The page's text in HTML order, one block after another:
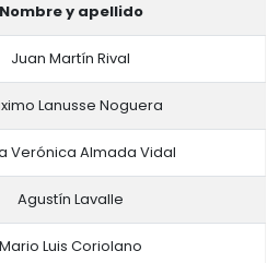
Nombre y apellido
Juan Martín Rival
Lanusse Noguera
Verónica Almada Vidal
Agustín Lavalle
Mario Luis Coriolano